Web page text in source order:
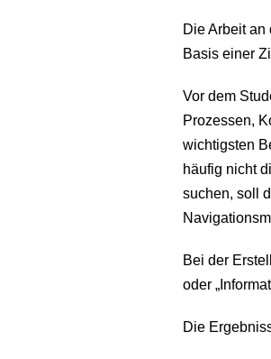
Die Arbeit
Basis einer
Vor dem
Prozessen,
wichtigsten
häufig nicht
suchen, soll
Bei der
oder
Die